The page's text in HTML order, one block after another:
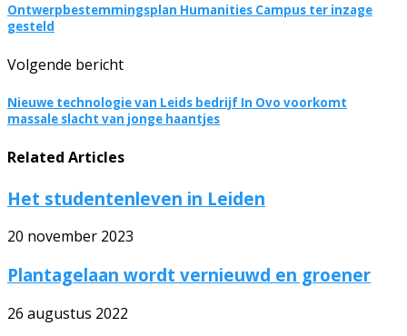
Ontwerpbestemmingsplan Humanities Campus ter inzage
gesteld
Volgende bericht
Nieuwe technologie van Leids bedrijf In Ovo voorkomt
massale slacht van jonge haantjes
Related Articles
Het studentenleven in Leiden
20 november 2023
Plantagelaan wordt vernieuwd en groener
26 augustus 2022